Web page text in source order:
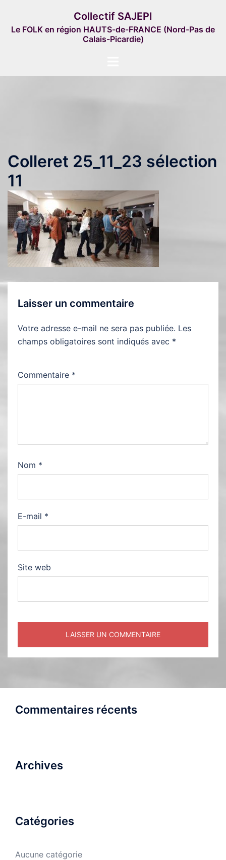
contenu
Collectif SAJEPI
Le FOLK en région HAUTS-de-FRANCE (Nord-Pas de
Calais-Picardie)
Colleret 25_11_23 sélection
11
Laisser un commentaire
Votre adresse e-mail ne sera pas publiée. Les
champs obligatoires sont indiqués avec *
Commentaire *
Nom *
E-mail *
Site web
Commentaires récents
Archives
Catégories
Aucune catégorie